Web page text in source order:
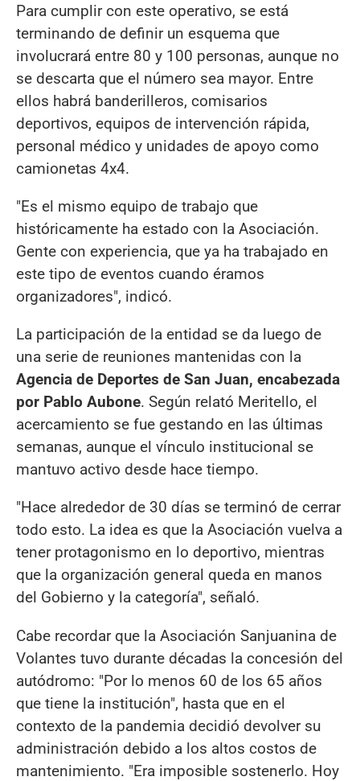
Para cumplir con este operativo, se está
terminando de definir un esquema que
involucrará entre 80 y 100 personas, aunque no
se descarta que el número sea mayor. Entre
ellos habrá banderilleros, comisarios
deportivos, equipos de intervención rápida,
personal médico y unidades de apoyo como
camionetas 4x4.
"Es el mismo equipo de trabajo que
históricamente ha estado con la Asociación.
Gente con experiencia, que ya ha trabajado en
este tipo de eventos cuando éramos
organizadores", indicó.
La participación de la entidad se da luego de
una serie de reuniones mantenidas con la
Agencia de Deportes de San Juan, encabezada
por Pablo Aubone. Según relató Meritello, el
acercamiento se fue gestando en las últimas
semanas, aunque el vínculo institucional se
mantuvo activo desde hace tiempo.
"Hace alrededor de 30 días se terminó de cerrar
todo esto. La idea es que la Asociación vuelva a
tener protagonismo en lo deportivo, mientras
que la organización general queda en manos
del Gobierno y la categoría", señaló.
Cabe recordar que la Asociación Sanjuanina de
Volantes tuvo durante décadas la concesión del
autódromo: "Por lo menos 60 de los 65 años
que tiene la institución", hasta que en el
contexto de la pandemia decidió devolver su
administración debido a los altos costos de
mantenimiento. "Era imposible sostenerlo. Hoy